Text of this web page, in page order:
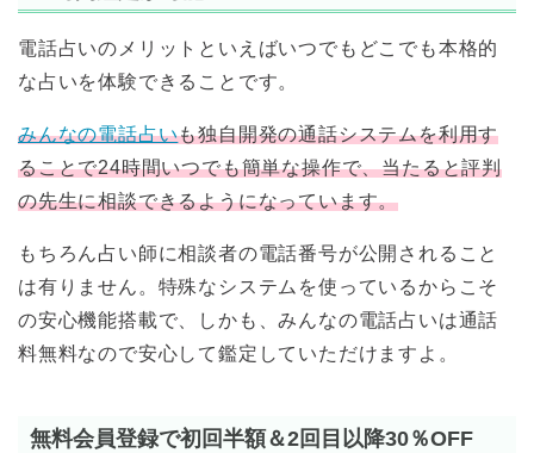
電話占いのメリットといえばいつでもどこでも本格的
な占いを体験できることです。
みんなの電話占いも独自開発の通話システムを利用す
ることで24時間いつでも簡単な操作で、当たると評判
の先生に相談できるようになっています。
もちろん占い師に相談者の電話番号が公開されること
は有りません。特殊なシステムを使っているからこそ
の安心機能搭載で、しかも、みんなの電話占いは通話
料無料なので安心して鑑定していただけますよ。
無料会員登録で初回半額＆2回目以降30％OFF